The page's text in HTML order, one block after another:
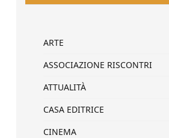
ARTE
ASSOCIAZIONE RISCONTRI
ATTUALITÀ
CASA EDITRICE
CINEMA